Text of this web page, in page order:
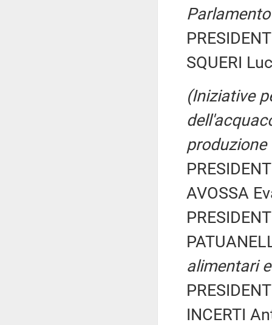
Parlamento
SQUERI
(Iniziative
AVOSSA
alimentari
INCERTI